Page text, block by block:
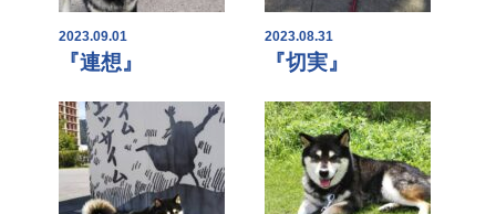
2023.09.01
『連想』
2023.08.31
『切実』